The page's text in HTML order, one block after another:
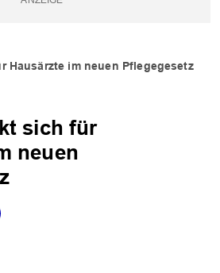
Hausärzte im neuen Pflegegesetz
sich für
neuen